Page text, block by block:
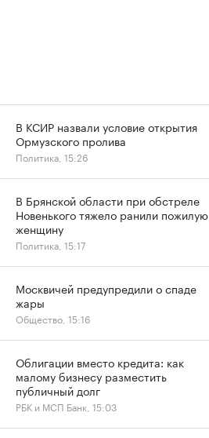
В КСИР назвали условие открытия
Ормузского пролива
Политика, 15:26
В Брянской области при обстреле
Новенького тяжело ранили пожилую
женщину
Политика, 15:17
Москвичей предупредили о спаде
жары
Общество, 15:16
Облигации вместо кредита: как
малому бизнесу разместить
публичный долг
РБК и МСП Банк, 15:03